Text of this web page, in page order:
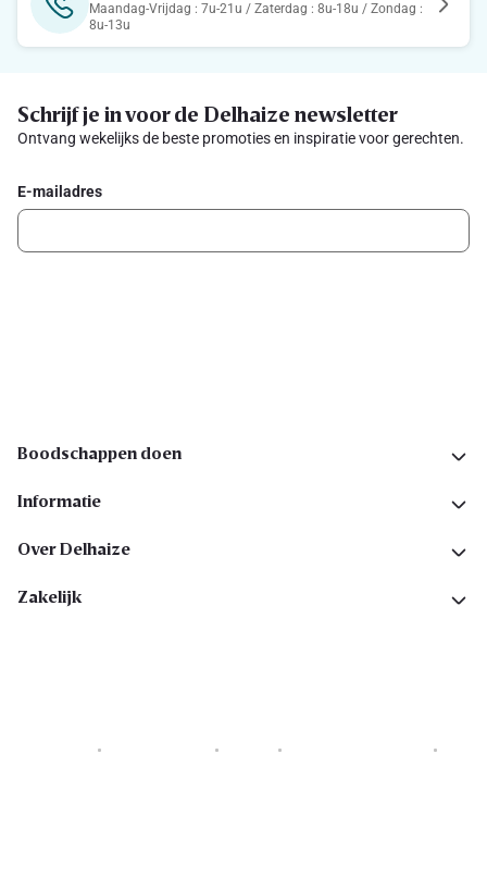
Maandag-Vrijdag : 7u-21u / Zaterdag : 8u-18u / Zondag :
8u-13u
Schrijf je in voor de Delhaize newsletter
Ontvang wekelijks de beste promoties en inspiratie voor gerechten.
E-mailadres
Boodschappen doen
Informatie
Over Delhaize
Zakelijk